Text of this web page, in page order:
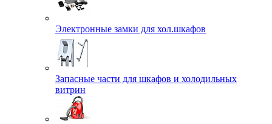
Электронные замки для хол.шкафов
Запасные части для шкафов и холодильных
витрин